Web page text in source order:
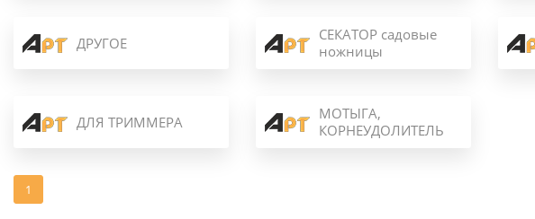
ДРУГОЕ
СЕКАТОР садовые
ножницы
ДЛЯ ТРИММЕРА
МОТЫГА,
КОРНЕУДОЛИТЕЛЬ
1